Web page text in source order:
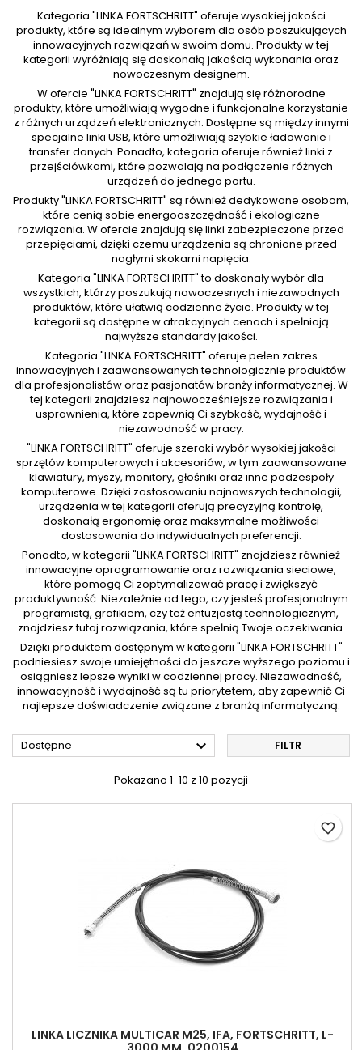
Kategoria "LINKA FORTSCHRITT" oferuje wysokiej jakości
produkty, które są idealnym wyborem dla osób poszukujących
innowacyjnych rozwiązań w swoim domu. Produkty w tej
kategorii wyróżniają się doskonałą jakością wykonania oraz
nowoczesnym designem.
W ofercie "LINKA FORTSCHRITT" znajdują się różnorodne
produkty, które umożliwiają wygodne i funkcjonalne korzystanie
z różnych urządzeń elektronicznych. Dostępne są między innymi
specjalne linki USB, które umożliwiają szybkie ładowanie i
transfer danych. Ponadto, kategoria oferuje również linki z
przejściówkami, które pozwalają na podłączenie różnych
urządzeń do jednego portu.
Produkty "LINKA FORTSCHRITT" są również dedykowane osobom,
które cenią sobie energooszczędność i ekologiczne
rozwiązania. W ofercie znajdują się linki zabezpieczone przed
przepięciami, dzięki czemu urządzenia są chronione przed
nagłymi skokami napięcia.
Kategoria "LINKA FORTSCHRITT" to doskonały wybór dla
wszystkich, którzy poszukują nowoczesnych i niezawodnych
produktów, które ułatwią codzienne życie. Produkty w tej
kategorii są dostępne w atrakcyjnych cenach i spełniają
najwyższe standardy jakości.
Kategoria "LINKA FORTSCHRITT" oferuje pełen zakres
innowacyjnych i zaawansowanych technologicznie produktów
dla profesjonalistów oraz pasjonatów branży informatycznej. W
tej kategorii znajdziesz najnowocześniejsze rozwiązania i
usprawnienia, które zapewnią Ci szybkość, wydajność i
niezawodność w pracy.
"LINKA FORTSCHRITT" oferuje szeroki wybór wysokiej jakości
sprzętów komputerowych i akcesoriów, w tym zaawansowane
klawiatury, myszy, monitory, głośniki oraz inne podzespoły
komputerowe. Dzięki zastosowaniu najnowszych technologii,
urządzenia w tej kategorii oferują precyzyjną kontrolę,
doskonałą ergonomię oraz maksymalne możliwości
dostosowania do indywidualnych preferencji.
Ponadto, w kategorii "LINKA FORTSCHRITT" znajdziesz również
innowacyjne oprogramowanie oraz rozwiązania sieciowe,
które pomogą Ci zoptymalizować pracę i zwiększyć
produktywność. Niezależnie od tego, czy jesteś profesjonalnym
programistą, grafikiem, czy też entuzjastą technologicznym,
znajdziesz tutaj rozwiązania, które spełnią Twoje oczekiwania.
Dzięki produktem dostępnym w kategorii "LINKA FORTSCHRITT"
podniesiesz swoje umiejętności do jeszcze wyższego poziomu i
osiągniesz lepsze wyniki w codziennej pracy. Niezawodność,
innowacyjność i wydajność są tu priorytetem, aby zapewnić Ci
najlepsze doświadczenie związane z branżą informatyczną.
Dostępne  FILTR
Pokazano 1-10 z 10 pozycji
LINKA LICZNIKA MULTICAR M25, IFA, FORTSCHRITT, L-
favorite_border